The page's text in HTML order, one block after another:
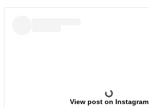
View post on Instagram